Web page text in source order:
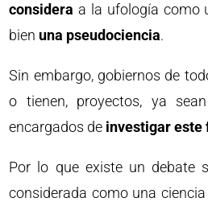
considera a la ufología como
bien una pseudociencia.
Sin embargo, gobiernos de
o tienen, proyectos, ya
encargados de investigar este
Por lo que existe un debate
considerada como una